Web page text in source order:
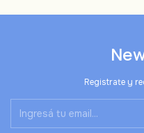
Registrate y